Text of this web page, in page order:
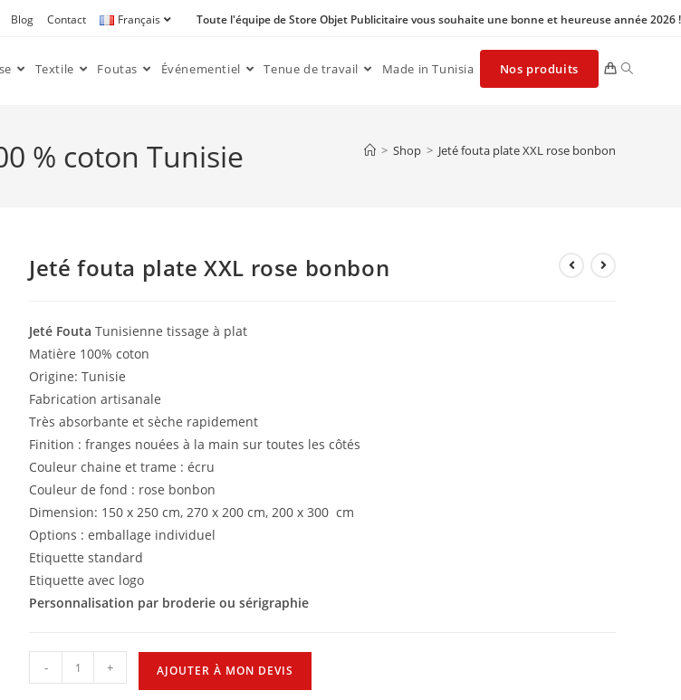
Blog Contact Français Toute l'équipe de Store Objet Publicitaire vous souhaite une bonne et heureuse année 2026 !
Textile Foutas Événementiel Tenue de travail Made in Tunisia Nos produits
% coton Tunisie > Shop > Jeté fouta plate XXL rose bonbon
Jeté fouta plate XXL rose bonbon
Jeté Fouta Tunisienne tissage à plat
Matière 100% coton
Origine: Tunisie
Fabrication artisanale
Très absorbante et sèche rapidement
Finition : franges nouées à la main sur toutes les côtés
Couleur chaine et trame : écru
Couleur de fond : rose bonbon
Dimension: 150 x 250 cm, 270 x 200 cm, 200 x 300 cm
Options : emballage individuel
Etiquette standard
Etiquette avec logo
Personnalisation par broderie ou sérigraphie
- + AJOUTER À MON DEVIS